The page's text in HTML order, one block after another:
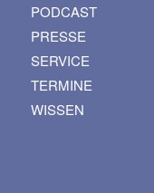
PODCAST
PRESSE
SERVICE
TERMINE
WISSEN